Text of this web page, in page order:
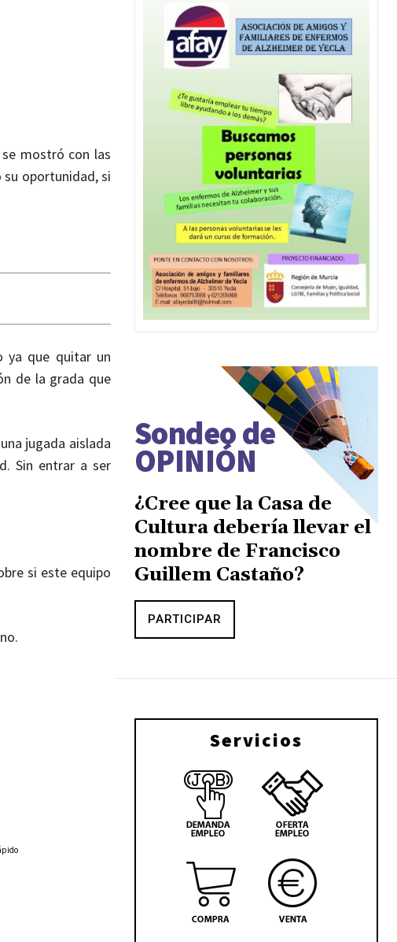
mostró con las
su oportunidad, si
ya que quitar un
de la grada que
jugada aislada
Sin entrar a ser
si este equipo
Sondeo de
OPINIÓN
¿Cree que la Casa de
Cultura debería llevar el
nombre de Francisco
Guillem Castaño?
PARTICIPAR
Servicios